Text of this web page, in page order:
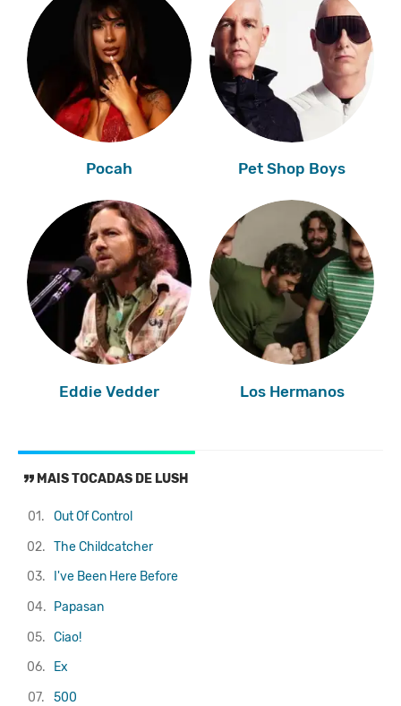
Pocah Pet Shop Boys
Eddie Vedder Los Hermanos
MAIS TOCADAS DE LUSH
01.
Out Of Control
02. The Childcatcher
03.
I've Been Here Before
04.
Papasan
05. Ciao!
06.
Ex
07.
500